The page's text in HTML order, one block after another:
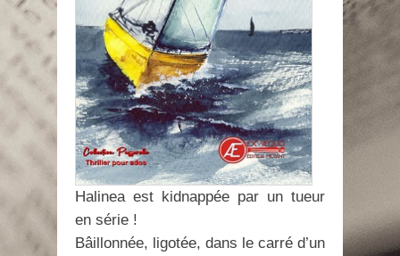
Halinea est kidnappée par un tueur
en série !
Bâillonnée, ligotée, dans le carré d’un